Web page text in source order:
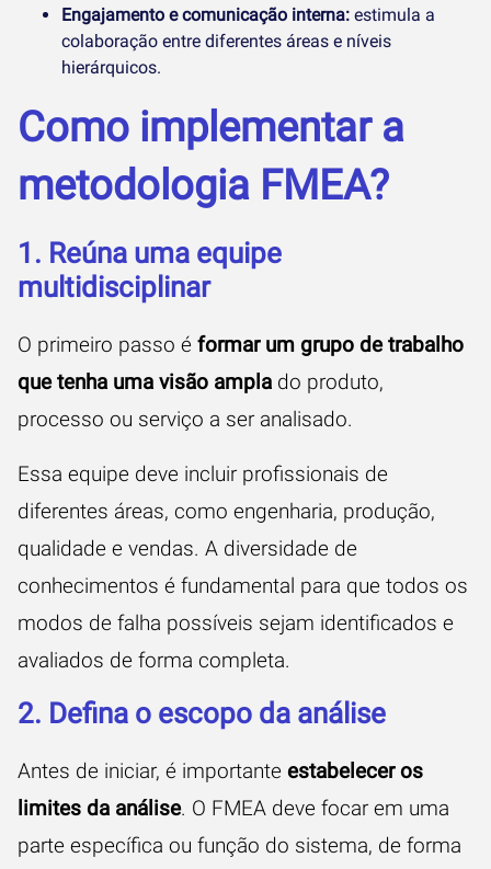
Engajamento e comunicação interna: estimula a
colaboração entre diferentes áreas e níveis
hierárquicos.
Como implementar a
metodologia FMEA?
1. Reúna uma equipe
multidisciplinar
O primeiro passo é formar um grupo de trabalho
que tenha uma visão ampla do produto,
processo ou serviço a ser analisado.
Essa equipe deve incluir profissionais de
diferentes áreas, como engenharia, produção,
qualidade e vendas. A diversidade de
conhecimentos é fundamental para que todos os
modos de falha possíveis sejam identificados e
avaliados de forma completa.
2. Defina o escopo da análise
Antes de iniciar, é importante estabelecer os
limites da análise. O FMEA deve focar em uma
parte específica ou função do sistema, de forma